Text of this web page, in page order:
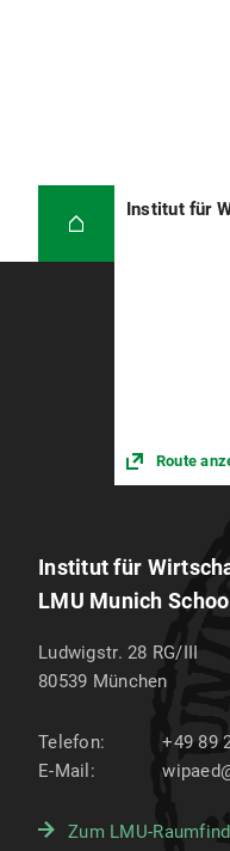
Institut für
Route
Institut für
LMU Munich
Ludwigstr. 28 RG/III
80539 München
Telefon:
+49 89
E-Mail:
Zum LMU-